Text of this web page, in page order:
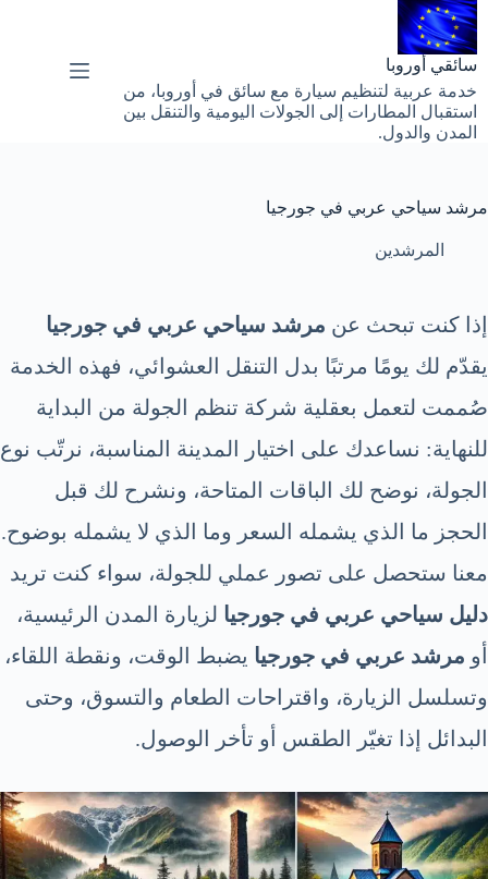
التجاوز
إلى
المحتوى
سائقي أوروبا
خدمة عربية لتنظيم سيارة مع سائق في أوروبا، من
استقبال المطارات إلى الجولات اليومية والتنقل بين
المدن والدول.
مرشد سياحي عربي في جورجيا
المرشدين
إذا كنت تبحث عن مرشد سياحي عربي في جورجيا
يقدّم لك يومًا مرتبًا بدل التنقل العشوائي، فهذه الخدمة
صُممت لتعمل بعقلية شركة تنظم الجولة من البداية
للنهاية: نساعدك على اختيار المدينة المناسبة، نرتّب نوع
الجولة، نوضح لك الباقات المتاحة، ونشرح لك قبل
الحجز ما الذي يشمله السعر وما الذي لا يشمله بوضوح.
معنا ستحصل على تصور عملي للجولة، سواء كنت تريد
دليل سياحي عربي في جورجيا لزيارة المدن الرئيسية،
أو مرشد عربي في جورجيا يضبط الوقت، ونقطة اللقاء،
وتسلسل الزيارة، واقتراحات الطعام والتسوق، وحتى
البدائل إذا تغيّر الطقس أو تأخر الوصول.